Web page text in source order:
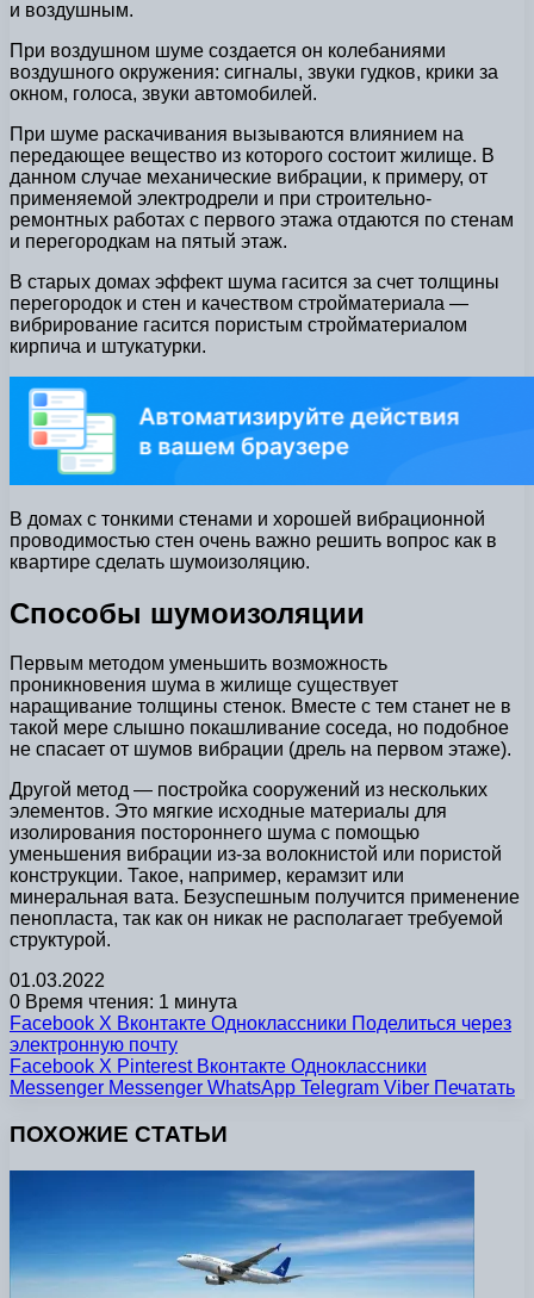
и воздушным.
При воздушном шуме создается он колебаниями
воздушного окружения: сигналы, звуки гудков, крики за
окном, голоса, звуки автомобилей.
При шуме раскачивания вызываются влиянием на
передающее вещество из которого состоит жилище. В
данном случае механические вибрации, к примеру, от
применяемой электродрели и при строительно-
ремонтных работах с первого этажа отдаются по стенам
и перегородкам на пятый этаж.
В старых домах эффект шума гасится за счет толщины
перегородок и стен и качеством стройматериала —
вибрирование гасится пористым стройматериалом
кирпича и штукатурки.
В домах с тонкими стенами и хорошей вибрационной
проводимостью стен очень важно решить вопрос как в
квартире сделать шумоизоляцию.
Способы шумоизоляции
Первым методом уменьшить возможность
проникновения шума в жилище существует
наращивание толщины стенок. Вместе с тем станет не в
такой мере слышно покашливание соседа, но подобное
не спасает от шумов вибрации (дрель на первом этаже).
Другой метод — постройка сооружений из нескольких
элементов. Это мягкие исходные материалы для
изолирования постороннего шума с помощью
уменьшения вибрации из-за волокнистой или пористой
конструкции. Такое, например, керамзит или
минеральная вата. Безуспешным получится применение
пенопласта, так как он никак не располагает требуемой
структурой.
01.03.2022
0 Время чтения: 1 минута
Facebook X Вконтакте Одноклассники Поделиться через
электронную почту
Facebook X Pinterest Вконтакте Одноклассники
Messenger Messenger WhatsApp Telegram Viber Печатать
ПОХОЖИЕ СТАТЬИ